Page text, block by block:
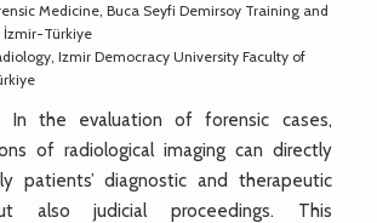
Medicine, Buca Seyfi Demirsoy Training and
İzmir-Türkiye
Izmir Democracy University Faculty of
In the evaluation of forensic cases,
of radiological imaging can directly
patients’ diagnostic and therapeutic
also judicial proceedings. This